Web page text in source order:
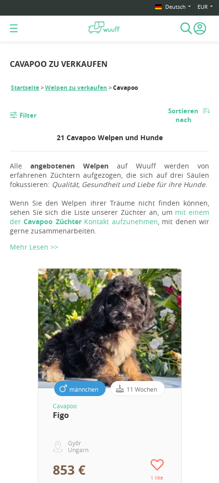
Deutsch EUR
CAVAPOO ZU VERKAUFEN
Startseite Welpen zu verkaufen Cavapoo
Filter
Sortieren
nach
21 Cavapoo Welpen und Hunde
Alle angebotenen Welpen auf Wuuff werden von
erfahrenen Züchtern aufgezogen, die sich auf drei Säulen
fokussieren: Qualität, Gesundheit und Liebe für ihre Hunde.
Wenn Sie den Welpen ihrer Träume nicht finden können,
sehen Sie sich die Liste unserer Züchter an, um mit einem
derCavapoo ZüchterKontakt aufzunehmen, mit denen wir
gerne zusammenarbeiten.
Mehr Lesen >>
männchen 11 Wochen
Cavapoo
Figo
Győr
Ungarn
853 € 1 like